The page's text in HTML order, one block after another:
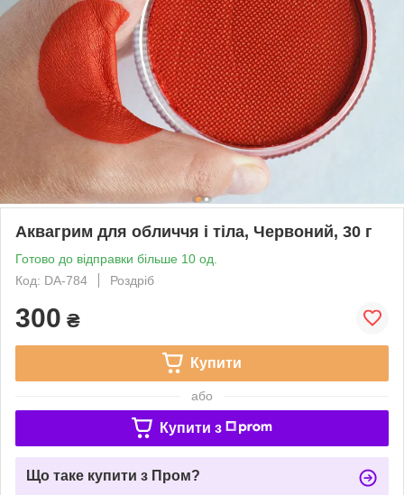
Аквагрим для обличчя і тіла, Червоний, 30 г
Готово до відправки більше 10 од.
Код: DA-784
Роздріб
300 ₴
Купити
або
Купити з
Що таке купити з Пром?